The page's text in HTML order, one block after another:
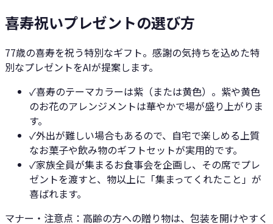
喜寿祝いプレゼントの選び方
77歳の喜寿を祝う特別なギフト。感謝の気持ちを込めた特
別なプレゼントをAIが提案します。
✓喜寿のテーマカラーは紫（または黄色）。紫や黄色
のお花のアレンジメントは華やかで場が盛り上がりま
す。
✓外出が難しい場合もあるので、自宅で楽しめる上質
なお菓子や飲み物のギフトセットが実用的です。
✓家族全員が集まるお食事会を企画し、その席でプレ
ゼントを渡すと、物以上に「集まってくれたこと」が
喜ばれます。
マナー・注意点： 高齢の方への贈り物は、包装を開けやすく